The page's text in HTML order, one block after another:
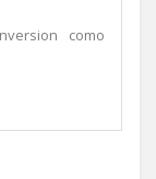
como